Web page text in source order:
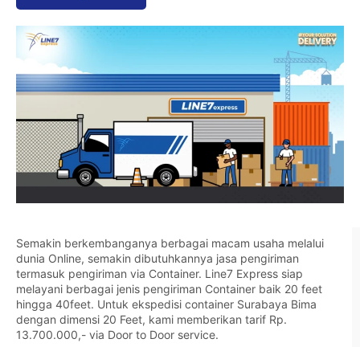
Semakin berkembanganya berbagai macam usaha melalui
dunia Online, semakin dibutuhkannya jasa pengiriman
termasuk pengiriman via Container. Line7 Express siap
melayani berbagai jenis pengiriman Container baik 20 feet
hingga 40feet. Untuk ekspedisi container Surabaya Bima
dengan dimensi 20 Feet, kami memberikan tarif Rp.
13.700.000,- via Door to Door service.